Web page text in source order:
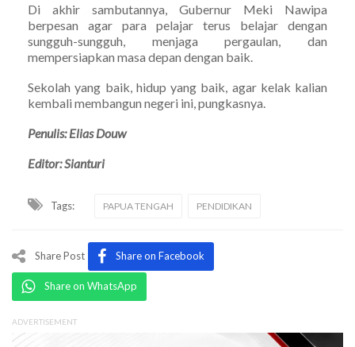
Di akhir sambutannya, Gubernur Meki Nawipa
berpesan agar para pelajar terus belajar dengan
sungguh-sungguh, menjaga pergaulan, dan
mempersiapkan masa depan dengan baik.
Sekolah yang baik, hidup yang baik, agar kelak kalian
kembali membangun negeri ini, pungkasnya.
Penulis: Elias Douw
Editor: Sianturi
Tags: PAPUA TENGAH PENDIDIKAN
Share Post Share on Facebook
Share on WhatsApp
ADVERTISEMENT